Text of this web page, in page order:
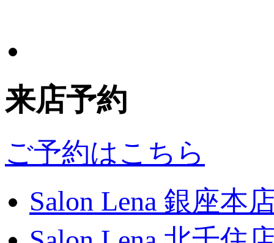
来店予約
ご予約はこちら
Salon Lena 銀座本